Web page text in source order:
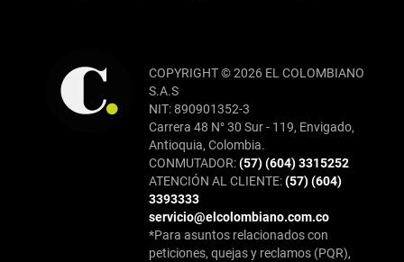
COPYRIGHT © 2026 EL COLOMBIANO
S.A.S
NIT: 890901352-3
Carrera 48 N° 30 Sur - 119, Envigado,
Antioquia, Colombia.
CONMUTADOR:(57) (604) 3315252
ATENCIÓN AL CLIENTE:(57) (604)
3393333
servicio@elcolombiano.com.co
*Para asuntos relacionados con
peticiones, quejas y reclamos (PQR),